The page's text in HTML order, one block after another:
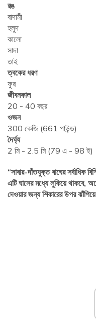
রঙ
বাদামী
হলুদ
কালো
সাদা
তাই
ত্বকের ধরণ
ফুর
জীবনকাল
20 - 40 বছর
ওজন
300 কেজি (661 পাউন্ড)
দৈর্ঘ্য
2 মি - 2.5 মি (79 এ - 98 ই)
“সাবার-দাঁতযুক্ত বাঘের সর্বাধিক
এটি ঘাসের মধ্যে লুকিয়ে থাকবে,
দেওয়ার জন্য শিকারের উপর